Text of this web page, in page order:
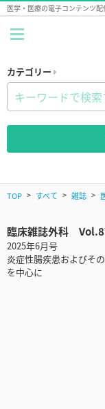
医学・医療の電子コンテンツ配
カテゴリー
TOP すべて 雑誌
臨床雑誌外科
2025年6月号
炎症性腸疾患およびそ
を中心に